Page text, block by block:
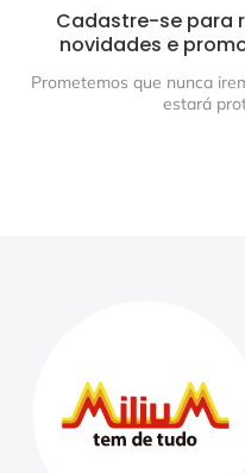
Cadastre-se para
novidades e
Prometemos que nunca
estará